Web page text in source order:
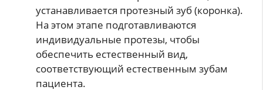
устанавливается протезный зуб (коронка).
На этом этапе подготавливаются
индивидуальные протезы, чтобы
обеспечить естественный вид,
соответствующий естественным зубам
пациента.